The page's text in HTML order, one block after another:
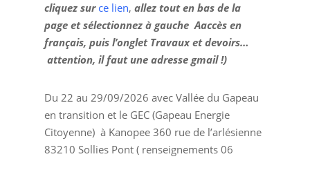
cliquez sur ce lien, allez tout en bas de la
page et sélectionnez à gauche Aaccès en
français, puis l’onglet Travaux et devoirs…
attention, il faut une adresse gmail !)
Du 22 au 29/09/2026 avec Vallée du Gapeau
en transition et le GEC (Gapeau Energie
Citoyenne) à Kanopee 360 rue de l’arlésienne
83210 Sollies Pont ( renseignements 06